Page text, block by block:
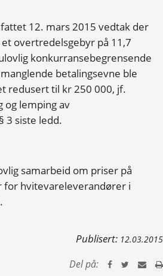
12. mars 2015 vedtak der
et overtredelsgebyr på 11,7
konkurransebegrensende
betalingsevne ble
redusert til kr 250 000, jf.
lemping av
3 siste ledd.
samarbeid om priser på
for hvitevareleverandører i
Publisert: 12.03.2015
Del på: